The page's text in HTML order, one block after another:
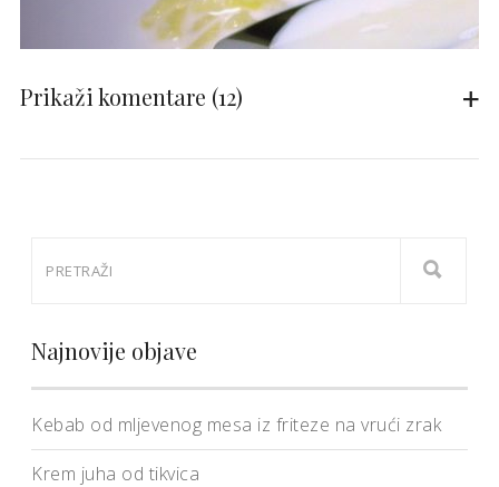
Prikaži komentare (12)
Najnovije objave
Kebab od mljevenog mesa iz friteze na vrući zrak
Krem juha od tikvica